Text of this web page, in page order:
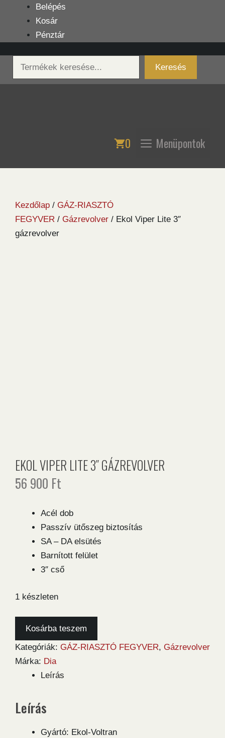
tartalomba
Belépés
Kosár
Pénztár
Keresés
Keresés
0 Menüpontok
Kezdőlap / GÁZ-RIASZTÓ
FEGYVER / Gázrevolver / Ekol Viper Lite 3″
gázrevolver
EKOL VIPER LITE 3″ GÁZREVOLVER
56 900 Ft
Acél dob
Passzív ütőszeg biztosítás
SA – DA elsütés
Barnított felület
3″ cső
1 készleten
Ekol
Lite
3"
gázrevolver
Kosárba teszem
Kategóriák: GÁZ-RIASZTÓ FEGYVER, Gázrevolver
Márka: Dia
Leírás
Leírás
Gyártó: Ekol-Voltran